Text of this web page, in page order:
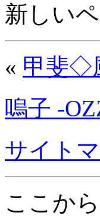
新しい
« 甲斐◇
嗚子 -
サイト
ここか